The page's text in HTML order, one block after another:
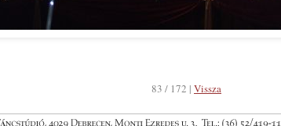
83 / 172 | Vissza